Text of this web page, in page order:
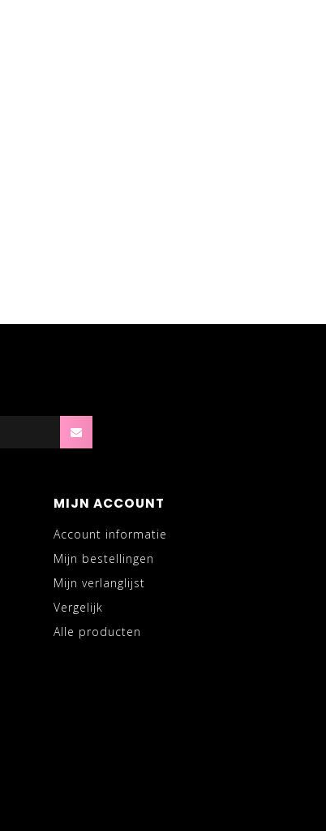
MIJN ACCOUNT
Account informatie
Mijn bestellingen
Mijn verlanglijst
Vergelijk
Alle producten